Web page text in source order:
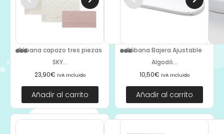
Sábana capazo tres piezas
SKY...
23,90€ IVA Incluido
Añadir al carrito
Sábana Bajera Ajustable
Algodó...
10,50€ IVA Incluido
Añadir al carrito